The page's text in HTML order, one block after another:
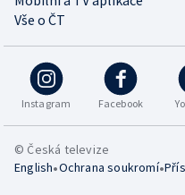
Vše o ČT
Instagram Facebook
© Česká televize
English•Ochrana soukromí•